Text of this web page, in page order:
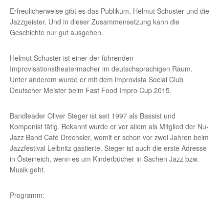
Erfreulicherweise gibt es das Publikum, Helmut Schuster und die
Jazzgeister. Und in dieser Zusammensetzung kann die
Geschichte nur gut ausgehen.
Helmut Schuster ist einer der führenden
Improvisationstheatermacher im deutsch­sprachigen Raum.
Unter anderem wurde er mit dem lmprovista Social Club
Deutscher Meister beim Fast Food Impro Cup 2015.
Bandleader Oliver Steger ist seit 1997 als Bassist und
Komponist tätig. Bekannt wurde er vor allem als Mitglied der Nu-
Jazz Band Café Drechsler, womit er schon vor zwei Jahren beim
Jazzfestival Leibnitz gastierte. Steger ist auch die erste Adresse
in Österreich, wenn es um Kinderbücher in Sachen Jazz bzw.
Musik geht.
Programm: